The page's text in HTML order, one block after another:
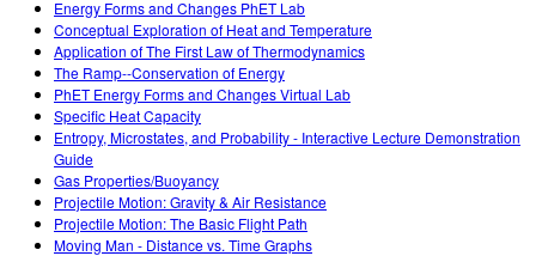
Energy Forms and Changes PhET Lab
Conceptual Exploration of Heat and Temperature
Application of The First Law of Thermodynamics
The Ramp--Conservation of Energy
PhET Energy Forms and Changes Virtual Lab
Specific Heat Capacity
Entropy, Microstates, and Probability - Interactive Lecture Demonstration
Guide
Gas Properties/Buoyancy
Projectile Motion: Gravity & Air Resistance
Projectile Motion: The Basic Flight Path
Moving Man - Distance vs. Time Graphs